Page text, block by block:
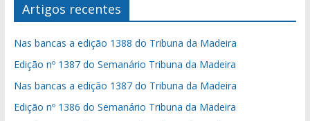
Artigos recentes
Nas bancas a edição 1388 do Tribuna da Madeira
Edição nº 1387 do Semanário Tribuna da Madeira
Nas bancas a edição 1387 do Tribuna da Madeira
Edição nº 1386 do Semanário Tribuna da Madeira